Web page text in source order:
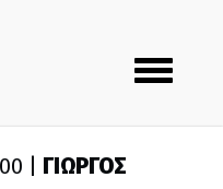
Toggle
navigation
| ΓΙΩΡΓΟΣ